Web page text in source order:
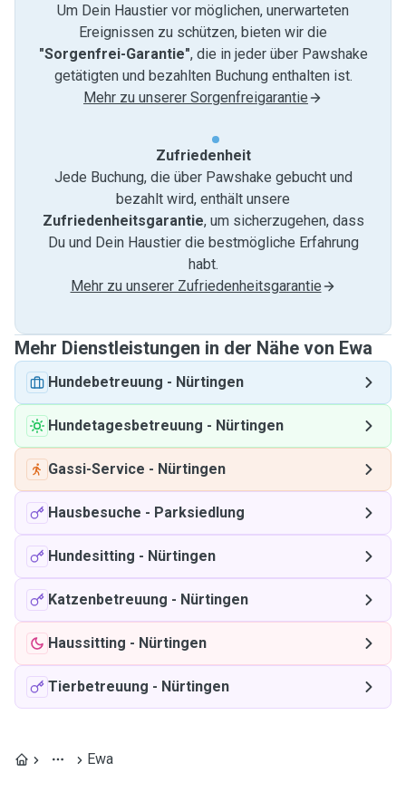
Um Dein Haustier vor möglichen, unerwarteten
Ereignissen zu schützen, bieten wir die
"Sorgenfrei-Garantie", die in jeder über Pawshake
getätigten und bezahlten Buchung enthalten ist.
Mehr zu unserer Sorgenfreigarantie
Zufriedenheit
Jede Buchung, die über Pawshake gebucht und
bezahlt wird, enthält unsere
Zufriedenheitsgarantie, um sicherzugehen, dass
Du und Dein Haustier die bestmögliche Erfahrung
habt.
Mehr zu unserer Zufriedenheitsgarantie
Mehr Dienstleistungen in der Nähe von Ewa
Hundebetreuung - Nürtingen
Hundetagesbetreuung - Nürtingen
Gassi-Service - Nürtingen
Hausbesuche - Parksiedlung
Hundesitting - Nürtingen
Katzenbetreuung - Nürtingen
Haussitting - Nürtingen
Tierbetreuung - Nürtingen
Ewa